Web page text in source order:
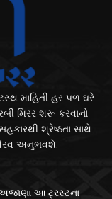
માહિતી હર પળ ઘરે
મિરર શરૂ કરવાનો
શ્રેષ્ઠતા સાથે
અનુભવશે.
આ ટ્રસ્ટના